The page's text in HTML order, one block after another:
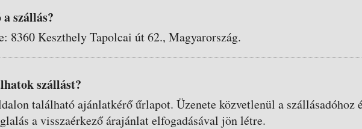
szállás?
8360 Keszthely Tapolcai út 62., Magyarország.
szállást?
található ajánlatkérő űrlapot. Üzenete közvetlenül a
a visszaérkező árajánlat elfogadásával jön létre.